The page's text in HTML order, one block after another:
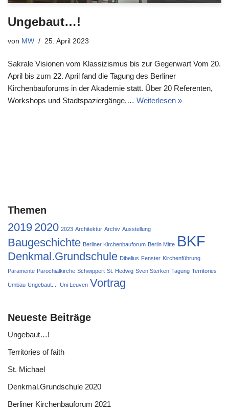
Ungebaut…!
von MW 25. April 2023
Sakrale Visionen vom Klassizismus bis zur Gegenwart Vom 20.
April bis zum 22. April fand die Tagung des Berliner
Kirchenbauforums in der Akademie statt. Über 20 Referenten,
Workshops und Stadtspaziergänge,… Weiterlesen »
Themen
2019 2020 2023 Architektur Archiv Ausstellung
Baugeschichte Berliner Kirchenbauforum Berlin Mitte BKF
Denkmal.Grundschule Dibelius Fenster Kirchenführung
Paramente Parochialkirche Schwippert St. Hedwig Sven Sterken Tagung Territories
Umbau Ungebaut...! Uni Leuven Vortrag
Neueste Beiträge
Ungebaut…!
Territories of faith
St. Michael
Denkmal.Grundschule 2020
Berliner Kirchenbauforum 2021